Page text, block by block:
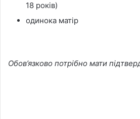
18 років)
одинока матір
Обов’язково потрібно мати